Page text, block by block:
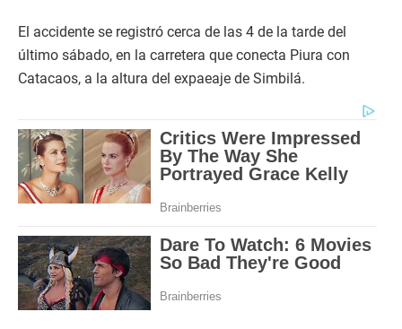
El accidente se registró cerca de las 4 de la tarde del
último sábado, en la carretera que conecta Piura con
Catacaos, a la altura del expaeaje de Simbilá.